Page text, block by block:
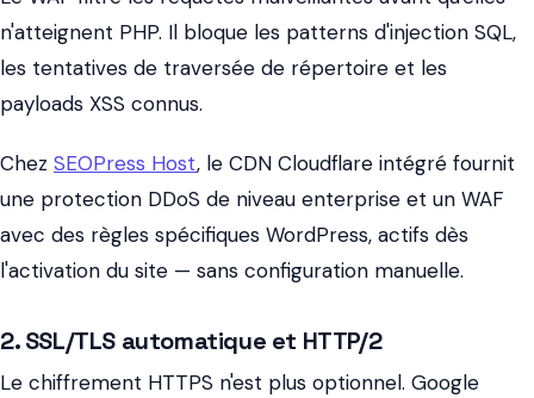
n'atteignent PHP. Il bloque les patterns d'injection SQL,
les tentatives de traversée de répertoire et les
payloads XSS connus.
Chez SEOPress Host, le CDN Cloudflare intégré fournit
une protection DDoS de niveau enterprise et un WAF
avec des règles spécifiques WordPress, actifs dès
l'activation du site — sans configuration manuelle.
2. SSL/TLS automatique et HTTP/2
Le chiffrement HTTPS n'est plus optionnel. Google